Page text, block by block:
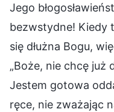
Jego
bezwstydne! Kiedy
się dłużna Bogu,
„Boże, nie chcę już
Jestem gotowa
ręce, nie zważając